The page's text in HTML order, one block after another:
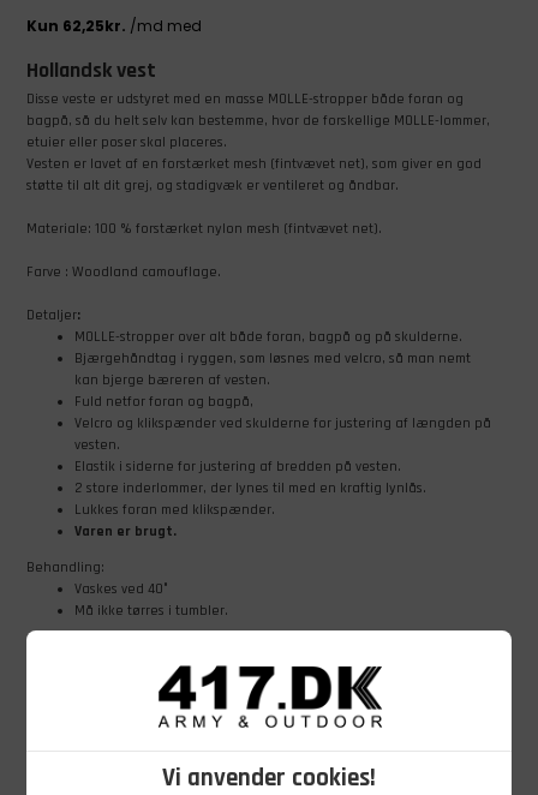
Vi anvender cookies!
Hollandsk vest
Disse veste er udstyret med en masse MOLLE-stropper både foran og
bagpå, så du helt selv kan bestemme, hvor de forskellige MOLLE-lommer,
etuier eller poser skal placeres.
​Vesten er lavet af en forstærket mesh (fintvævet net), som giver en god
støtte til alt dit grej, og stadigvæk er ventileret og åndbar.
Materiale: 100 % forstærket nylon mesh (fintvævet net).
Farve : Woodland camouflage.
Detaljer:
MOLLE-stropper over alt både foran, bagpå og på skulderne.
Bjærgehåndtag i ryggen, som løsnes med velcro, så man nemt
kan bjerge bæreren af vesten.
Fuld netfor foran og bagpå,
Velcro og klikspænder ved skulderne for justering af længden på
vesten.
Elastik i siderne for justering af bredden på vesten.
2 store inderlommer, der lynes til med en kraftig lynlås.
Lukkes foran med klikspænder.
Varen er brugt.
Behandling:
Vaskes ved 40°
Må ikke tørres i tumbler.
Lever varen ikke op til dine forventninger, er du dækket af vores
. Du er også velkommen til at sende os en mail på mail@417.dk,
hvis du har spørgsmål til varernes stand.